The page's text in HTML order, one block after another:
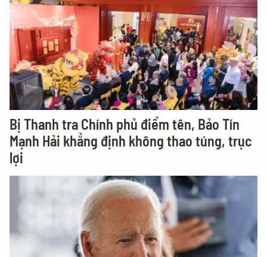
Bị Thanh tra Chính phủ điểm tên, Bảo Tín
Mạnh Hải khẳng định không thao túng, trục
lợi